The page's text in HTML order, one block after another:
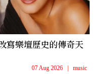
寫樂壇歷史的傳奇天
07 Aug 2026 | music